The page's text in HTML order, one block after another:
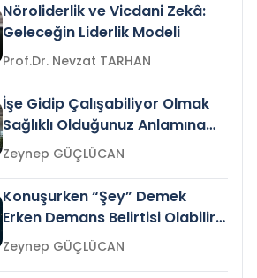
Nöroliderlik ve Vicdani Zekâ:
Geleceğin Liderlik Modeli
Prof.Dr. Nevzat TARHAN
İşe Gidip Çalışabiliyor Olmak
Sağlıklı Olduğunuz Anlamına
Gelir mi?Zeynep GÜÇLÜCAN
Konuşurken “Şey” Demek
Erken Demans Belirtisi Olabilir
mi?
Zeynep GÜÇLÜCAN